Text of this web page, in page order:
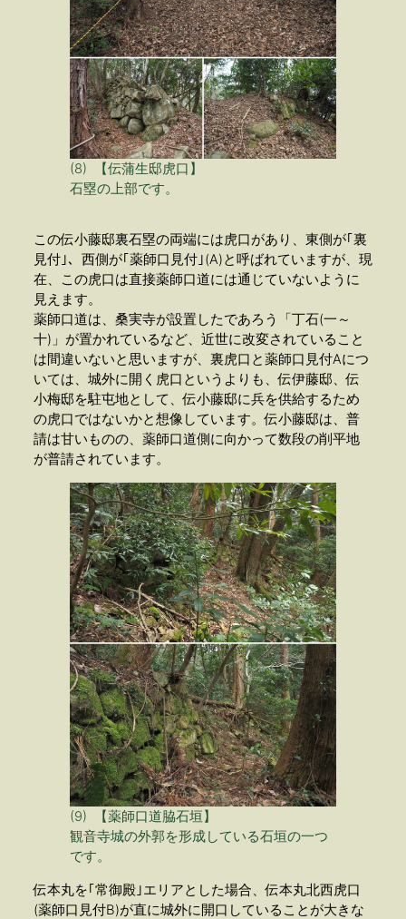
(8) 【伝蒲生邸虎口】
石塁の上部です。
この伝小藤邸裏石塁の両端には虎口があり、東側が｢裏
見付｣、西側が｢薬師口見付｣(A)と呼ばれていますが、現
在、この虎口は直接薬師口道には通じていないように
見えます。
薬師口道は、桑実寺が設置したであろう「丁石(一～
十)」が置かれているなど、近世に改変されていること
は間違いないと思いますが、裏虎口と薬師口見付Aにつ
いては、城外に開く虎口というよりも、伝伊藤邸、伝
小梅邸を駐屯地として、伝小藤邸に兵を供給するため
の虎口ではないかと想像しています。伝小藤邸は、普
請は甘いものの、薬師口道側に向かって数段の削平地
が普請されています。
(9) 【薬師口道脇石垣】
観音寺城の外郭を形成している石垣の一つ
です。
伝本丸を｢常御殿｣エリアとした場合、伝本丸北西虎口
(薬師口見付B)が直に城外に開口していることが大きな